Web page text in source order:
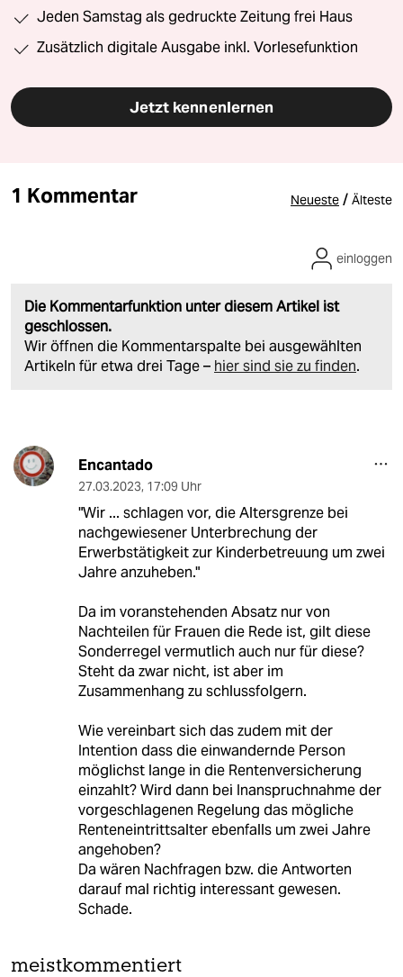
Jeden Samstag als gedruckte Zeitung frei Haus
Zusätzlich digitale Ausgabe inkl. Vorlesefunktion
Jetzt kennenlernen
1 Kommentar Neueste / Älteste
Die Kommentarfunktion unter diesem Artikel ist
geschlossen.
Wir öffnen die Kommentarspalte bei ausgewählten
Artikeln für etwa drei Tage – hier sind sie zu finden.
einloggen
Encantado
27.03.2023, 17:09 Uhr
"Wir ... schlagen vor, die Altersgrenze bei
nachgewiesener Unterbrechung der
Erwerbstätigkeit zur Kinderbetreuung um zwei
Jahre anzuheben."
Da im voranstehenden Absatz nur von
Nachteilen für Frauen die Rede ist, gilt diese
Sonderregel vermutlich auch nur für diese?
Steht da zwar nicht, ist aber im
Zusammenhang zu schlussfolgern.
Wie vereinbart sich das zudem mit der
Intention dass die einwandernde Person
möglichst lange in die Rentenversicherung
einzahlt? Wird dann bei Inanspruchnahme der
vorgeschlagenen Regelung das mögliche
Renteneintrittsalter ebenfalls um zwei Jahre
angehoben?
Da wären Nachfragen bzw. die Antworten
darauf mal richtig interessant gewesen.
Schade.
meistkommentiert